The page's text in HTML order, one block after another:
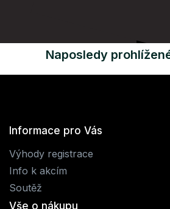
Naposledy
Informace pro Vás
Výhody registrace
Info k akcím
Soutěž
Vše o nákupu